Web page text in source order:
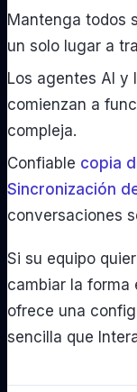
Mantenga todos
un solo lugar a
Los agentes AI y
comienzan a
compleja.
Confiable copia
Sincronización
conversaciones
Si su equipo
cambiar la forma
ofrece una
sencilla que